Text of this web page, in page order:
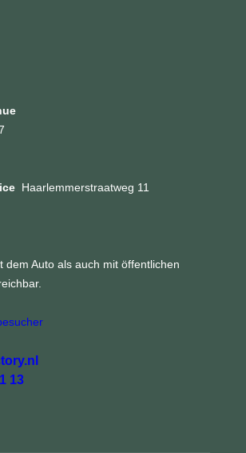
Haarlemmerstraatweg 11
dem Auto als auch mit öffentlichen
13